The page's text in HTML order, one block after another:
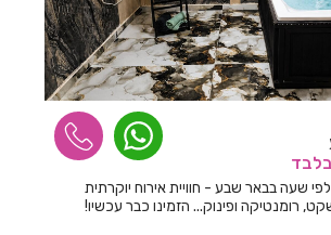
בניר יפה
בניר עקיבא
בנס הרים
בנס ציונה
בנען
בנצרת עילית
בלבד
שעה בבאר שבע - חוויית אירוח יוקרתית
רומנטיקה ופינוק... הזמינו כבר עכשיו!